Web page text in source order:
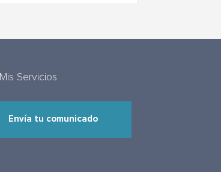
Mis Servicios
Envía tu comunicado